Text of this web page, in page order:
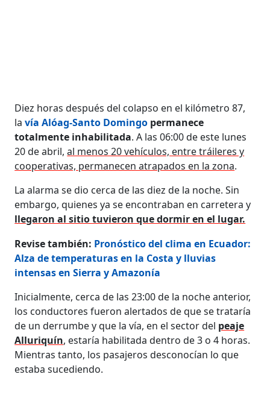
Diez horas después del colapso en el kilómetro 87,
lavía Alóag-Santo Domingo permanece
totalmente inhabilitada. A las 06:00 de este lunes
20 de abril,al menos 20 vehículos, entre tráileres y
cooperativas, permanecen atrapados en la zona.
La alarma se dio cerca de las diez de la noche. Sin
embargo, quienes ya se encontraban en carretera y
llegaron al sitio tuvieron que dormir en el lugar.
Revise también: Pronóstico del clima en Ecuador:
Alza de temperaturas en la Costa y lluvias
intensas en Sierra y Amazonía
Inicialmente, cerca de las 23:00 de la noche anterior,
los conductores fueron alertados de que se trataría
de un derrumbe y que la vía, en el sector del peaje
Alluriquín, estaría habilitada dentro de 3 o 4 horas.
Mientras tanto, los pasajeros desconocían lo que
estaba sucediendo.